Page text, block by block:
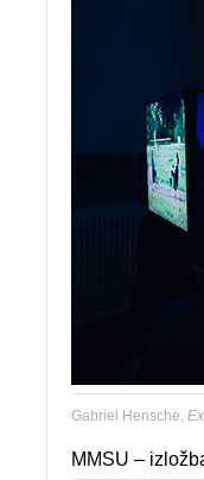
Gabriel Hensche,
MMSU –